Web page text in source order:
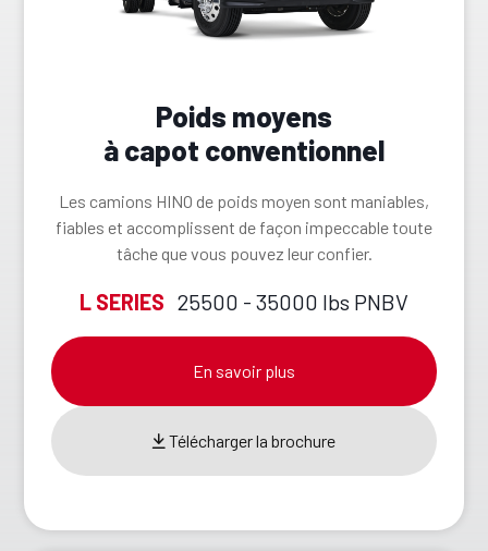
Poids moyens
à capot conventionnel
Les camions HINO de poids moyen sont maniables,
fiables et accomplissent de façon impeccable toute
tâche que vous pouvez leur confier.
L SERIES 25500 - 35000 lbs PNBV
En savoir plus
Télécharger la brochure